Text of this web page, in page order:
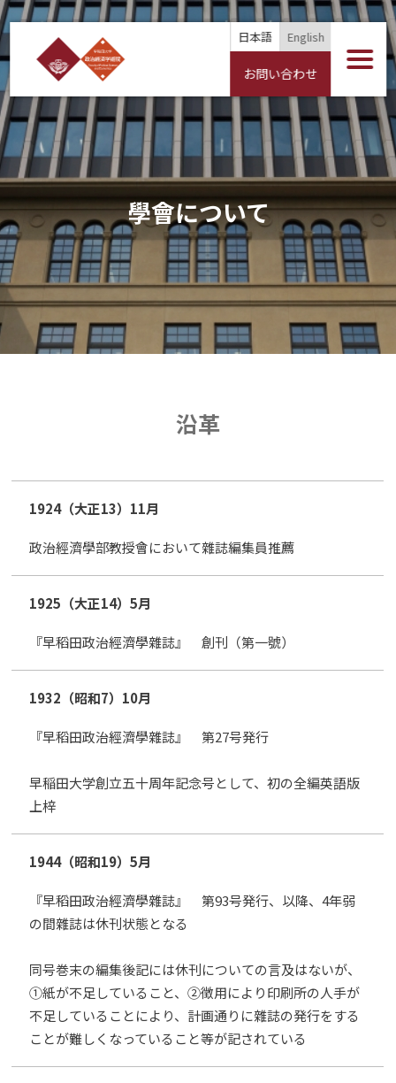
日本語 English
お問い合わせ
學會について
沿革
1924（大正13） 11月
政治經濟學部教授會において雜誌編集員推薦
1925（大正14）5月
『早稻田政治經濟學雜誌』 創刊（第一號）
1932（昭和7） 10月
『早稻田政治經濟學雜誌』 第27号発行
早稲田大学創立五十周年記念号として、初の全編英語版
上梓
1944（昭和19）5月
『早稻田政治經濟學雜誌』 第93号発行、以降、4年弱
の間雜誌は休刊状態となる
同号巻末の編集後記には休刊についての言及はないが、
①紙が不足していること、②徴用により印刷所の人手が
不足していることにより、計画通りに雜誌の発行をする
ことが難しくなっていること等が記されている